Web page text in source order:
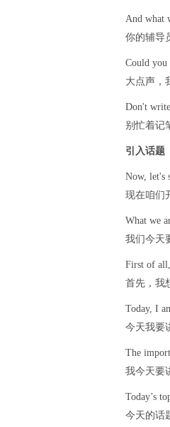
And what
你的辅导
Could you
大点声，
Don't
别忙着记
引入话题
Now, let's
现在咱们
What we
我们今天
First of
首先，我
Today, I
今天我要
The
我今天要
Today’s
今天的话